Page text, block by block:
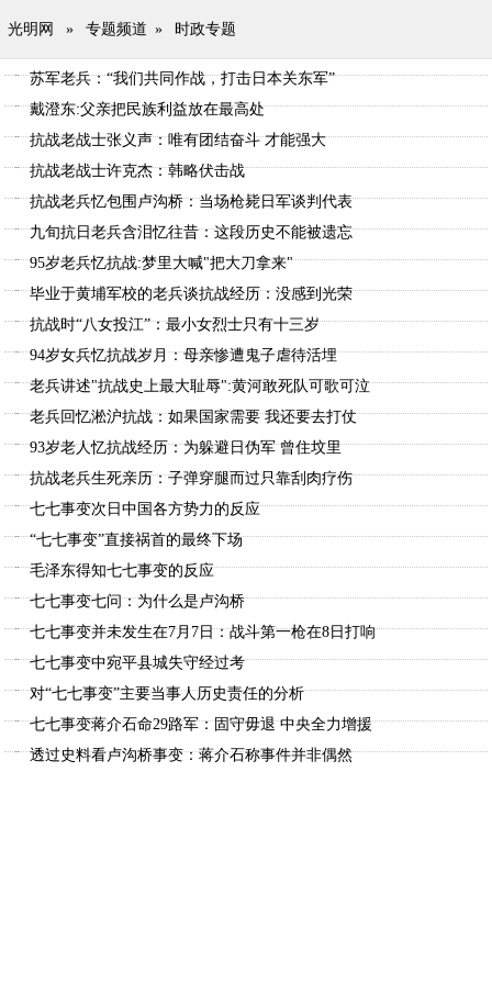
光明网 » 专题频道 » 时政专题
苏军老兵：“我们共同作战，打击日本关东军”
戴澄东:父亲把民族利益放在最高处
抗战老战士张义声：唯有团结奋斗 才能强大
抗战老战士许克杰：韩略伏击战
抗战老兵忆包围卢沟桥：当场枪毙日军谈判代表
九旬抗日老兵含泪忆往昔：这段历史不能被遗忘
95岁老兵忆抗战:梦里大喊"把大刀拿来"
毕业于黄埔军校的老兵谈抗战经历：没感到光荣
抗战时“八女投江”：最小女烈士只有十三岁
94岁女兵忆抗战岁月：母亲惨遭鬼子虐待活埋
老兵讲述"抗战史上最大耻辱":黄河敢死队可歌可泣
老兵回忆淞沪抗战：如果国家需要 我还要去打仗
93岁老人忆抗战经历：为躲避日伪军 曾住坟里
抗战老兵生死亲历：子弹穿腿而过只靠刮肉疗伤
七七事变次日中国各方势力的反应
“七七事变”直接祸首的最终下场
毛泽东得知七七事变的反应
七七事变七问：为什么是卢沟桥
七七事变并未发生在7月7日：战斗第一枪在8日打响
七七事变中宛平县城失守经过考
对“七七事变”主要当事人历史责任的分析
七七事变蒋介石命29路军：固守毋退 中央全力增援
透过史料看卢沟桥事变：蒋介石称事件并非偶然